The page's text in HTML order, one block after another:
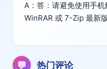
A：答：请避免使用手
WinRAR 或 7-Zip 最新
💬 热门评论